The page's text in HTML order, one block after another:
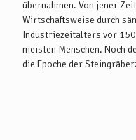
"Im Dorffeld" links ab und
vorbei. An der nächsten
Wirtschaftsweg, den Sie
Großsteingrab
übernahmen. Von jener
Wirtschaftsweise durch
Industriezeitalters vor 150
meisten Menschen. Noch
die Epoche der